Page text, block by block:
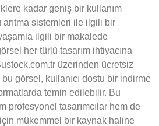
kadar geniş bir kullanım
arıtma sistemleri ile ilgili bir
yaşamla ilgili bir makalede
her türlü tasarım ihtiyacına
üzerinden ücretsiz
görsel, kullanıcı dostu bir indirme
temin edilebilir. Bu
profesyonel tasarımcılar hem de
mükemmel bir kaynak haline